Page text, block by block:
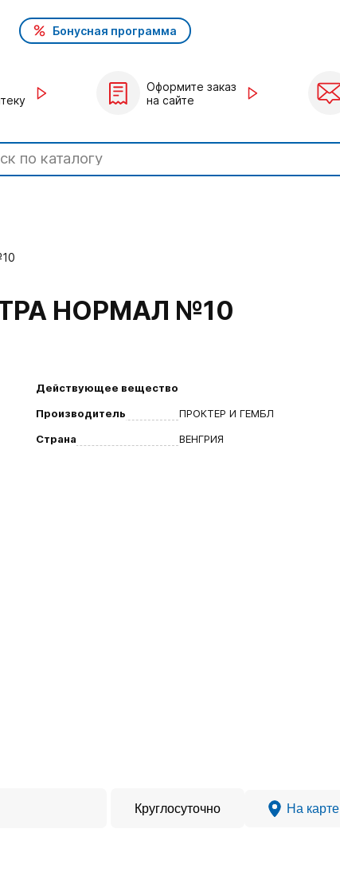
Бонусная программа
Оформите заказ
на сайте
НОРМАЛ №10
Действующее вещество
Производитель
ПРОКТЕР И ГЕМБЛ
Страна
ВЕНГРИЯ
Круглосуточно На карте